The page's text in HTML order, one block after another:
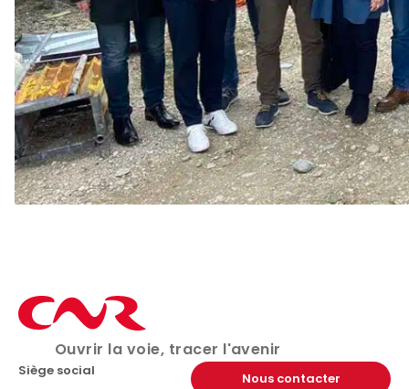
Ouvrir la voie, tracer l'avenir
Siège social
Nous contacter